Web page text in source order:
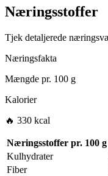
Næringsstoffer
Tjek detaljerede
Næringsfakta
Mængde pr. 100 g
Kalorier
🔥 330 kcal
Næringsstoffer pr. 100 g
Kulhydrater
Fiber